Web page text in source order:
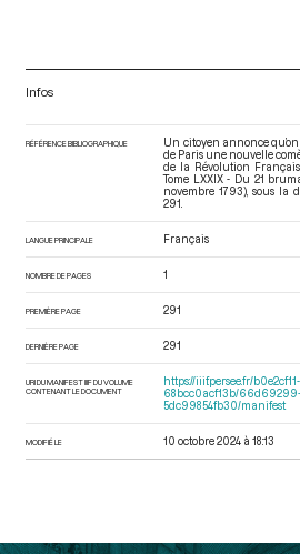
Infos
RÉFÉRENCE BIBLIOGRAPHIQUE
Un citoyen annonce
de Paris une nouvelle
de la Révolution
Tome LXXIX - Du 21
novembre 1793) , sous la
291.
LANGUE PRINCIPALE Français
NOMBRE DE PAGES 1
PREMIÈRE PAGE 291
DERNIÈRE PAGE 291
URI DU MANIFEST IIIF DU VOLUME
CONTENANT LE DOCUMENT
https://iiif.persee.fr/
68bcc0acf13b/66d69299-
5dc99854fb30/manifest
MODIFIÉ LE 10 octobre 2024 à 18:13